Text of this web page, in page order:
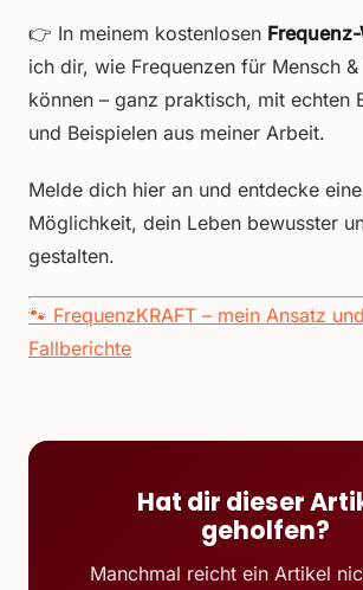
👉 In meinem kostenlosen
ich dir, wie Frequenzen für Mensch
können – ganz praktisch, mit echten
und Beispielen aus meiner Arbeit.
Melde dich hier an und entdecke
Möglichkeit, dein Leben bewusster
gestalten.
🐾 FrequenzKRAFT – mein Ansatz
Fallberichte
Hat dir dieser
geholfen?
Manchmal reicht ein Artikel